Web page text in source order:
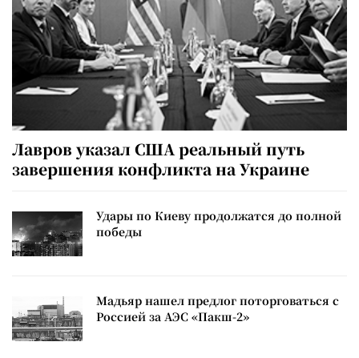
Лавров указал США реальный путь
завершения конфликта на Украине
Удары по Киеву продолжатся до полной
победы
Мадьяр нашел предлог поторговаться с
Россией за АЭС «Пакш-2»